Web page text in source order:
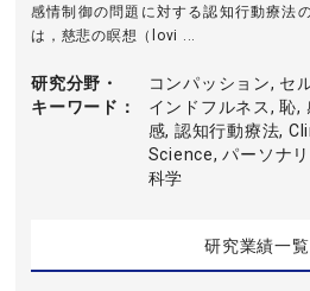
感情制御の問題に対する認知行動療法
は，慈悲の瞑想（lovi ...
研究分野・
キーワード
コンパッション, セ
インドフルネス, 恥,
感, 認知行動療法,
Science, パーソナ
科学
研究業績一覧